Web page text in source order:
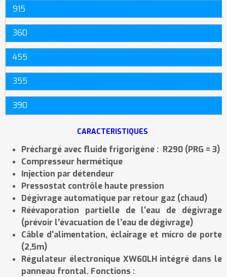
915
360
455
355
390
CARACTERISTIQUES
Préchargé avec fluide frigorigène : R290 (PRG = 3)
Compresseur hermétique
Injection par détendeur
Pressostat contrôle haute pression
Dégivrage automatique par retour gaz (chaud)
Réévaporation partielle de l'eau de dégivrage
(prévoir l’évacuation de l’eau de dégivrage)
Câble d'alimentation, éclairage et micro de porte
(2,5m)
Régulateur électronique XW60LH intégré dans le
panneau frontal. Fonctions :